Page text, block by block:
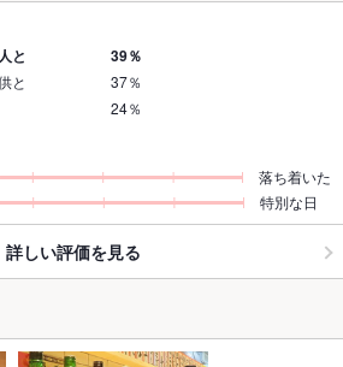
と
39％
と
37％
24％
落ち着いた
特別な日
詳しい評価を見る